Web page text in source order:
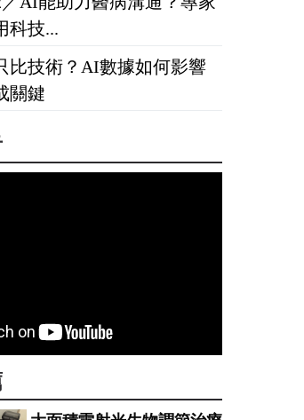
科技...
比技術？AI數據如何影響
關鍵